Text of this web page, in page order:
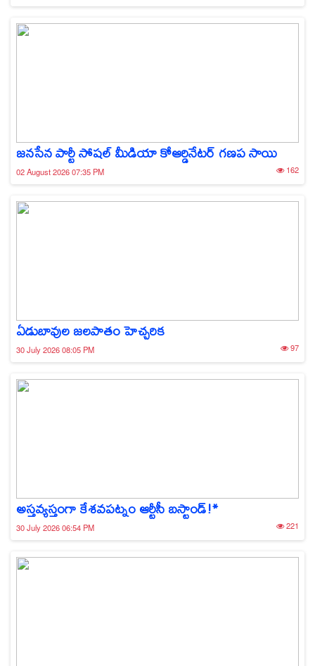
జనసేన పార్టీ సోషల్ మీడియా కోఆర్డినేటర్ గణప సాయి
02 August 2026 07:35 PM 162
ఏడుబావుల జలపాతం హెచ్చరిక
30 July 2026 08:05 PM 97
అస్తవ్యస్తంగా కేశవపట్నం ఆర్టీసీ బస్టాండ్!*
30 July 2026 06:54 PM 221